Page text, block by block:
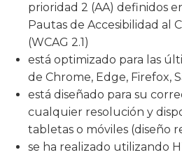
prioridad 2 (AA) definidos
Pautas de Accesibilidad al
(WCAG 2.1)
está optimizado para las
de Chrome, Edge, Firefox,
está diseñado para su
cualquier resolución y
tabletas o móviles (diseño
se ha realizado utilizando